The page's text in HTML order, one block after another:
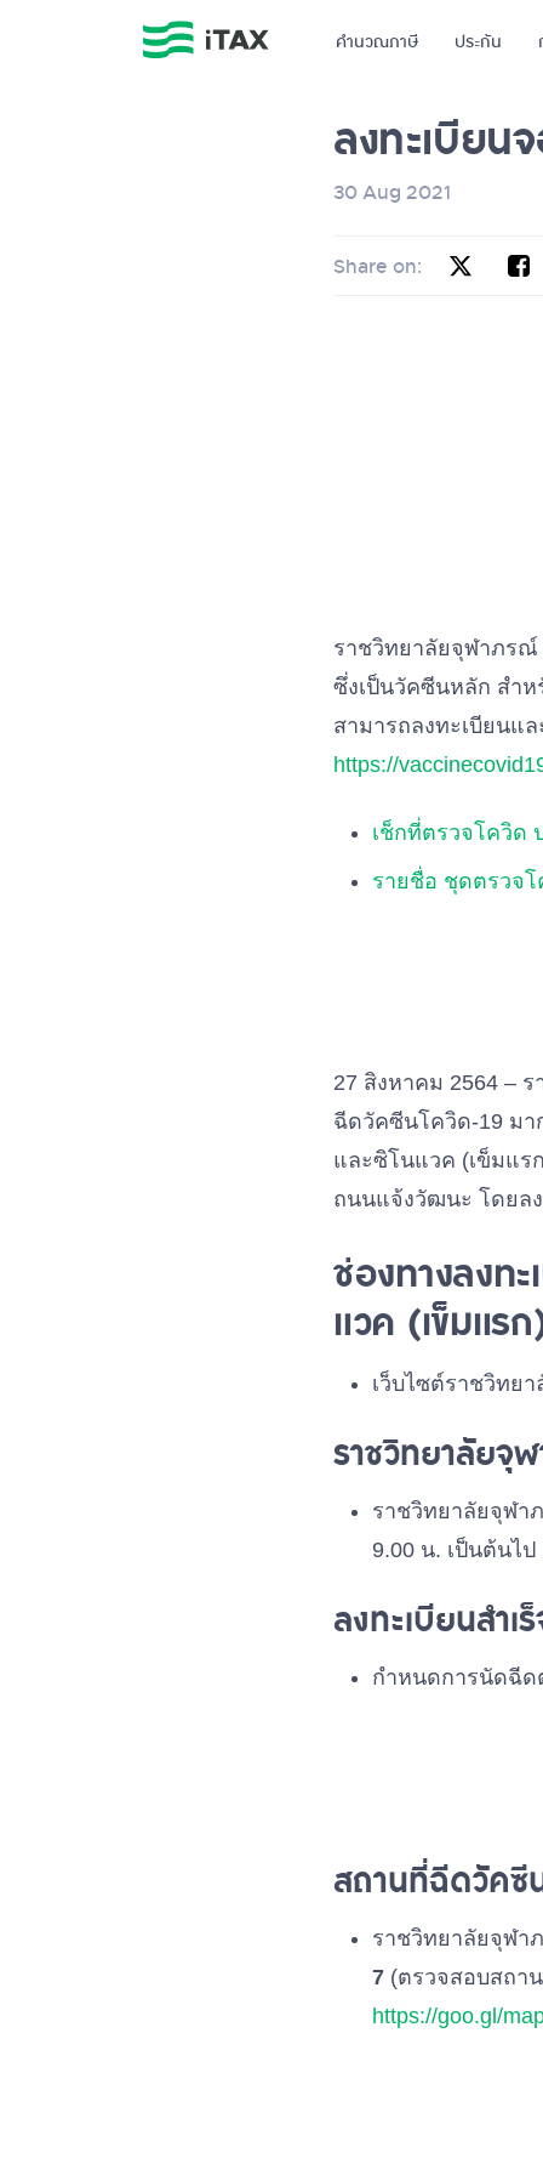
คำนวณภาษี ประกัน
ลงทะเบียน
30 Aug 2021
Share on:
ราชวิทยาลัยจุฬาภรณ์
ซึ่งเป็นวัคซีนหลัก สำห
สามารถลงทะเบียนแ
https://
เช็กที่ตรวจโควิด
รายชื่อ ชุดตรวจโ
27 สิงหาคม 2564 –
ฉีดวัคซีนโควิด-19 มา
และซิโนแวค (เข็มแร
ถนนแจ้งวัฒนะ โดยล
ช่องทางลงท
แวค (เข็มแร
เว็บไซต์ราชวิทย
ราชวิทยาลัยจุ
ราชวิทยาลัยจุฬา
9.00 น. เป็นต้นไป
ลงทะเบียนสำเ
กำหนดการนัดฉีด
สถานที่ฉีดวัคซี
ราชวิทยาลัยจุฬ
7 (ตรวจสอบสถา
https://goo.gl/